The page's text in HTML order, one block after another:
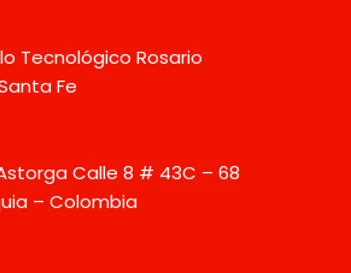
Tecnológico Rosario
Fe
Calle 8 # 43C – 68
– Colombia